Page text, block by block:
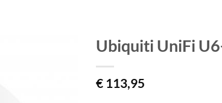
Ubiquiti UniFi
€ 113,95